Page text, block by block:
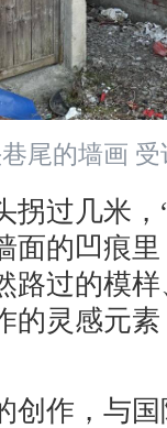
尾的墙画
过几米，
面的凹痕
过的模样
的灵感元
作，与国